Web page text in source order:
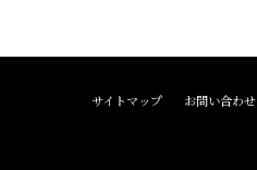
サイトマップ お問い合わせ